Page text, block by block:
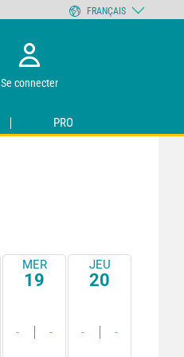
Se connecter
PRO
MER
19
- -
JEU
20
- -
FRANÇAIS